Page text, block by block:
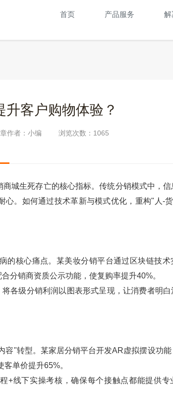
首页 产品服务 解
客户购物体验？
作者：小编 浏览次数： 1065
城生死存亡的核心指标。传统分销模式中，信
。如何通过技术革新与模式优化，重构"人-货
的核心痛点。某美妆分销平台通过区块链技术
分销商资质公示功能，使复购率提升40%。
各级分销利润以图表形式呈现，让消费者明
"转型。某家居分销平台开发AR虚拟摆设功能
单价提升65%。
+线下实操考核，确保每个接触点都能提供专